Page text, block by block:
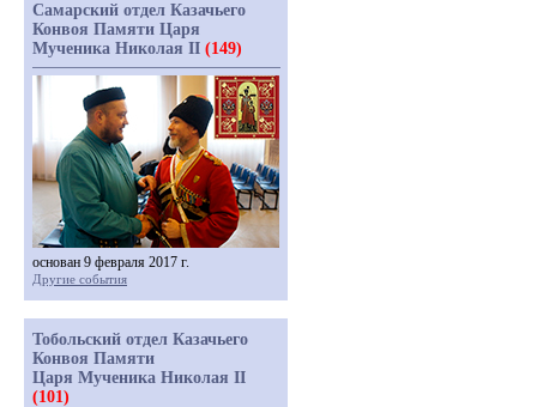
Самарский отдел Казачьего
Конвоя Памяти Царя
Мученика Николая II (149)
основан 9 февраля 2017 г.
Другие события
Тобольский отдел Казачьего
Конвоя Памяти
Царя Мученика Николая II
(101)